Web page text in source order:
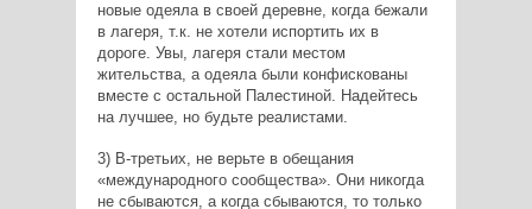
новые одеяла в своей деревне, когда бежали
в лагеря, т.к. не хотели испортить их в
дороге. Увы, лагеря стали местом
жительства, а одеяла были конфискованы
вместе с остальной Палестиной. Надейтесь
на лучшее, но будьте реалистами.
3) В-третьих, не верьте в обещания
«международного сообщества». Они никогда
не сбываются, а когда сбываются, то только